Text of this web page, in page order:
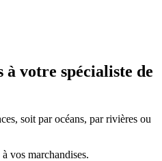
votre spécialiste de
soit par océans, par rivières ou
vos marchandises.